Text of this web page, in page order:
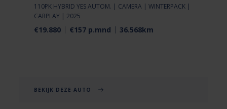
110PK HYBRID YES AUTOM. | CAMERA | WINTERPACK |
CARPLAY | 2025
€19.880 €157 p.mnd 36.568km
BEKIJK DEZE AUTO